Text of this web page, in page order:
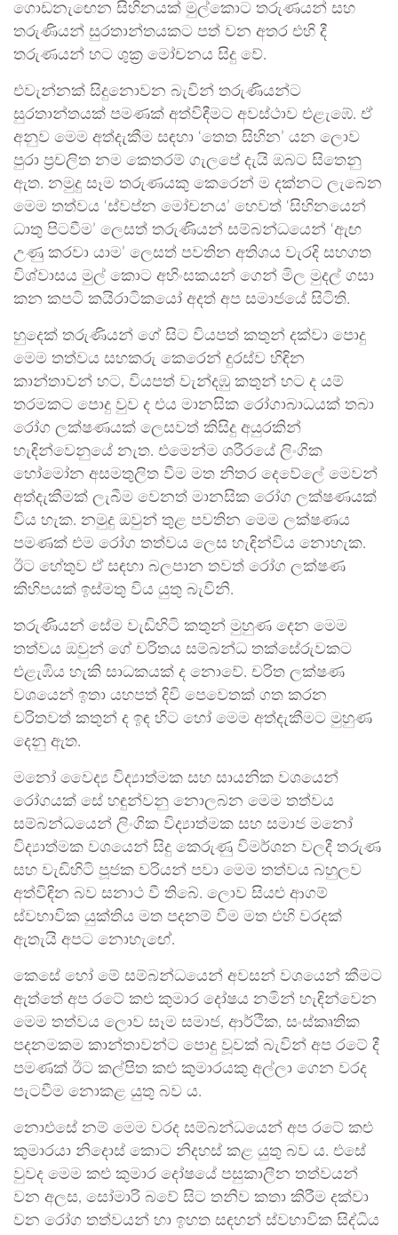
ගොඩනැඟෙන සිහිනයක් මුල්කොට තරුණයන් සහ
තරුණියන් සුරතාන්තයකට පත් වන අතර එහි දී
තරුණයන් හට ශුක්‍ර මෝචනය සිදු වේ.
එවැන්නක් සිදුනොවන බැවින් තරුණියන්ට
සුරතාන්තයක් පමණක් අත්විඳීමට අවස්ථාව එළැඹේ. ඒ
අනුව මෙම අත්දැකීම සඳහා ‘තෙත සිහින’ යන ලොව
පුරා ප්‍රචලිත නම කෙතරම් ගැලපේ දැයි ඔබට සිතෙනු
ඇත. නමුදු සෑම තරුණයකු කෙරෙන් ම දක්නට ලැබෙන
මෙම තත්වය ‘ස්වප්න මෝචනය’ හෙවත් ‘සිහිනයෙන්
ධාතු පිටවීම’ ලෙසත් තරුණියන් සම්බන්ධයෙන් ‘ඇඟ
උණු කරවා යාම’ ලෙසත් පවතින අතිශය වැරදි සහගත
විශ්වාසය මුල් කොට අහිංසකයන් ගෙන් මිල මුදල් ගසා
කන කපටි කයිරාටිකයෝ අදත් අප සමාජයේ සිටිති.
හුදෙක් තරුණියන් ගේ සිට වියපත් කතුන් දක්වා පොදු
මෙම තත්වය සහකරු කෙරෙන් දුරස්ව හිඳින
කාන්තාවන් හට, වියපත් වැන්දඹු කතුන් හට ද යම්
තරමකට පොදු වුව ද එය මානසික රෝගාබාධයක් තබා
රෝග ලක්ෂණයක් ලෙසවත් කිසිදු අයුරකින්
හැඳින්වෙනුයේ නැත. එමෙන්ම ශරීරයේ ලිංගික
හෝමෝන අසමතුලිත වීම මත නිතර දෙවේලේ මෙවන්
අත්දැකීමක් ලැබීම වෙනත් මානසික රෝග ලක්ෂණයක්
විය හැක. නමුදු ඔවුන් තුළ පවතින මෙම ලක්ෂණය
පමණක් එම රෝග තත්වය ලෙස හැඳින්විය නොහැක.
ඊට හේතුව ඒ සඳහා බලපාන තවත් රෝග ලක්ෂණ
කිහිපයක් ඉස්මතු විය යුතු බැවිනි.
තරුණියන් සේම වැඩිහිටි කතුන් මුහුණ දෙන මෙම
තත්වය ඔවුන් ගේ චරිතය සම්බන්ධ තක්සේරුවකට
එළැඹිය හැකි සාධකයක් ද නොවේ. චරිත ලක්ෂණ
වශයෙන් ඉතා යහපත් දිවි පෙවෙතක් ගත කරන
චරිතවත් කතුන් ද ඉඳ හිට හෝ මෙම අත්දැකීමට මුහුණ
දෙනු ඇත.
මනෝ වෛද්‍ය විද්‍යාත්මක සහ සායනික වශයෙන්
රෝගයක් සේ හඳුන්වනු නොලබන මෙම තත්වය
සම්බන්ධයෙන් ලිංගික විද්‍යාත්මක සහ සමාජ මනෝ
විද්‍යාත්මක වශයෙන් සිදු කෙරුණු විමර්ශන වලදී තරුණ
සහ වැඩිහිටි පූජක වරියන් පවා මෙම තත්වය බහුලව
අත්විඳින බව සනාථ වී තිබේ. ලොව සියළු ආගම්
ස්වභාවික යුක්තිය මත පදනම් වීම මත එහි වරදක්
ඇතැයි අපට නොහැඟේ.
කෙසේ හෝ මේ සම්බන්ධයෙන් අවසන් වශයෙන් කීමට
ඇත්තේ අප රටේ කළු කුමාර දෝෂය නමින් හැඳින්වෙන
මෙම තත්වය ලොව සෑම සමාජ, ආර්ථික, සංස්කෘතික
පදනමකම කාන්තාවන්ට පොදු වූවක් බැවින් අප රටේ දී
පමණක් ඊට කල්පිත කළු කුමාරයකු අල්ලා ගෙන වරද
පැටවීම නොකළ යුතු බව ය.
නොඑසේ නම් මෙම වරද සම්බන්ධයෙන් අප රටේ කළු
කුමාරයා නිදොස් කොට නිදහස් කළ යුතු බව ය. එසේ
වුවද මෙම කළු කුමාර දෝෂයේ පසුකාලීන තත්වයන්
වන අලස, සෝමාරි බවේ සිට තනිව කතා කිරීම දක්වා
වන රෝග තත්වයන් හා ඉහත සඳහන් ස්වභාවික සිද්ධිය